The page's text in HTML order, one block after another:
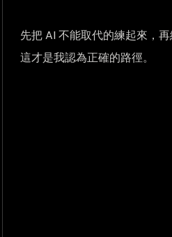
先把 AI 不能取代的練起來，再
這才是我認為正確的路徑。